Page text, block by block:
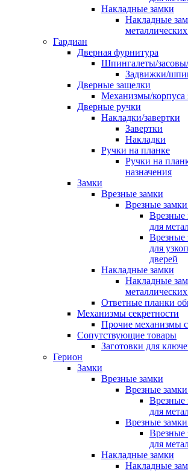
Накладные замки
Накладные
Гардиан
Дверная фурнитура
Шпингалеты/
Задвижки/
Дверные защелки
Механизмы/корпуса
Дверные ручки
Накладки/завертки
Завертки
Накладки
Ручки на планке
Ручки на
назначения
Замки
Врезные замки
Врезные замки
Врезные
для
Врезные
для
дверей
Накладные замки
Накладные
Ответные планки
Механизмы секретности
Прочие механизмы
Сопутствующие товары
Заготовки для
Герион
Замки
Врезные замки
Врезные замки
Врезные
для
Врезные
Врезные
для
Накладные замки
Накладные